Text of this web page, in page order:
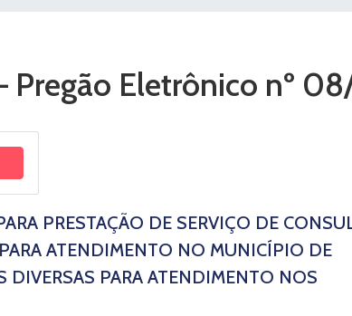
Eletrônico nº
PRESTAÇÃO DE SERVIÇO DE
ATENDIMENTO NO MUNICÍPIO DE
DIVERSAS PARA ATENDIMENTO NOS